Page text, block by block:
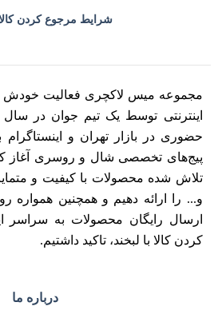
شرایط مرجوع کردن
مجموعه میس لاکچری فعالیت خودش
حضوری در بازار تهران و
پیج‌های تخصصی شال و روسری آغاز
تلاش شده محصولات با کیفیت و
و... را ارائه دهیم و همچنین همواره
ارسال رایگان محصولات به سراسر
کردن کالا با لبخند، تاکید داشتیم.
درباره ما